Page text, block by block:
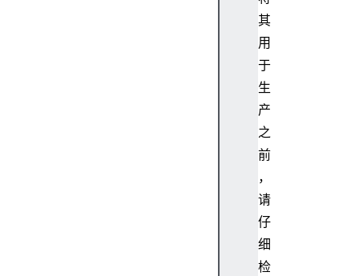
其
用
于
生
产
之
前
，
请
仔
细
检